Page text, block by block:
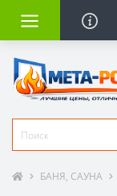
БАНЯ, САУНА